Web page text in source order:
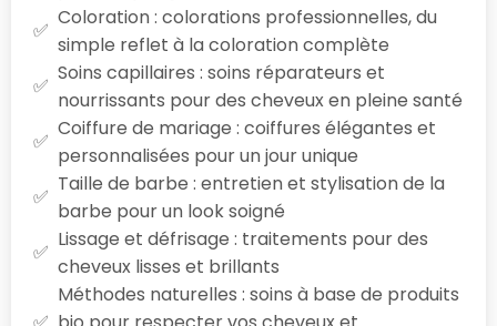
Coloration : colorations professionnelles, du
simple reflet à la coloration complète
Soins capillaires : soins réparateurs et
nourrissants pour des cheveux en pleine santé
Coiffure de mariage : coiffures élégantes et
personnalisées pour un jour unique
Taille de barbe : entretien et stylisation de la
barbe pour un look soigné
Lissage et défrisage : traitements pour des
cheveux lisses et brillants
Méthodes naturelles : soins à base de produits